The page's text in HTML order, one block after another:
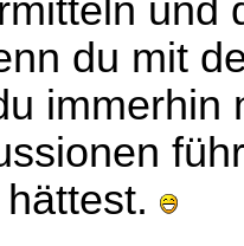
und
du mit
immerhin
hättest.